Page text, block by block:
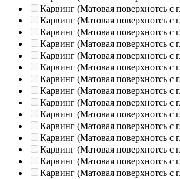
Карвинг (Матовая поверхнотсь с
Карвинг (Матовая поверхнотсь с
Карвинг (Матовая поверхнотсь с
Карвинг (Матовая поверхнотсь с
Карвинг (Матовая поверхнотсь с
Карвинг (Матовая поверхнотсь с
Карвинг (Матовая поверхнотсь с
Карвинг (Матовая поверхнотсь с
Карвинг (Матовая поверхнотсь с
Карвинг (Матовая поверхнотсь с
Карвинг (Матовая поверхнотсь с
Карвинг (Матовая поверхнотсь с
Карвинг (Матовая поверхнотсь с
Карвинг (Матовая поверхнотсь с
Карвинг (Матовая поверхнотсь с